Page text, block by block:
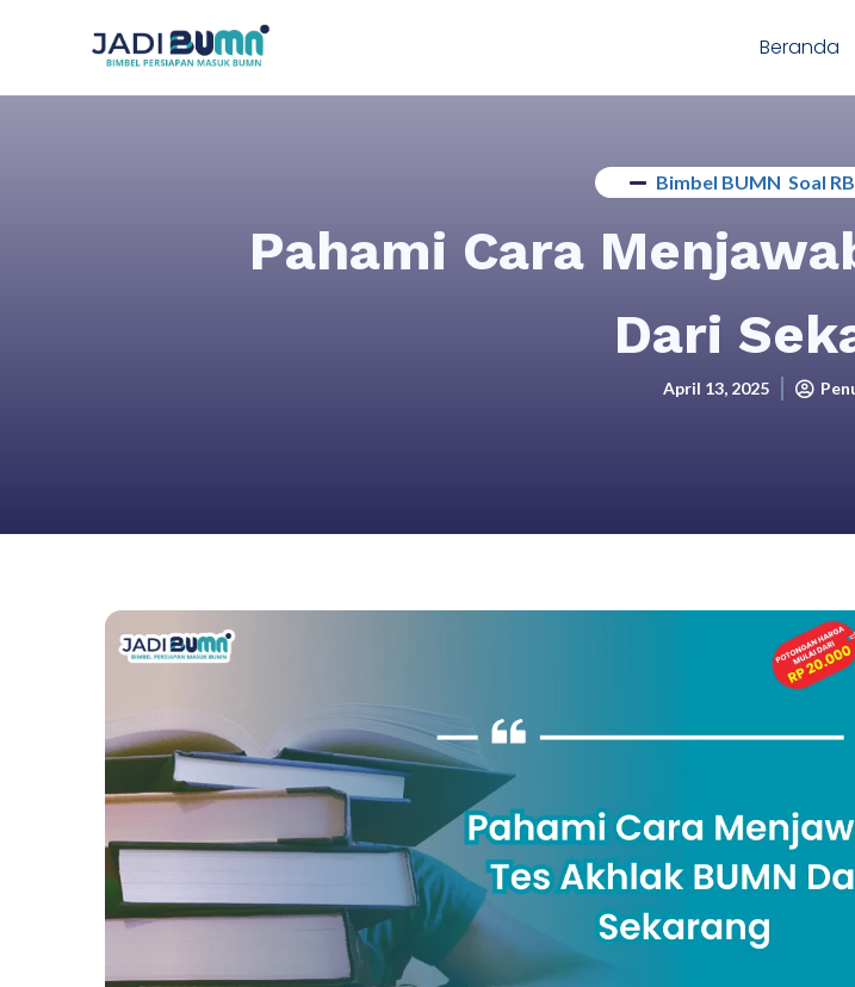
Beranda
Bimbel BUMN Soal
Pahami Cara
Dari
April 13, 2025